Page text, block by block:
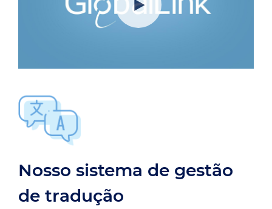
Nosso sistema de gestão
de tradução